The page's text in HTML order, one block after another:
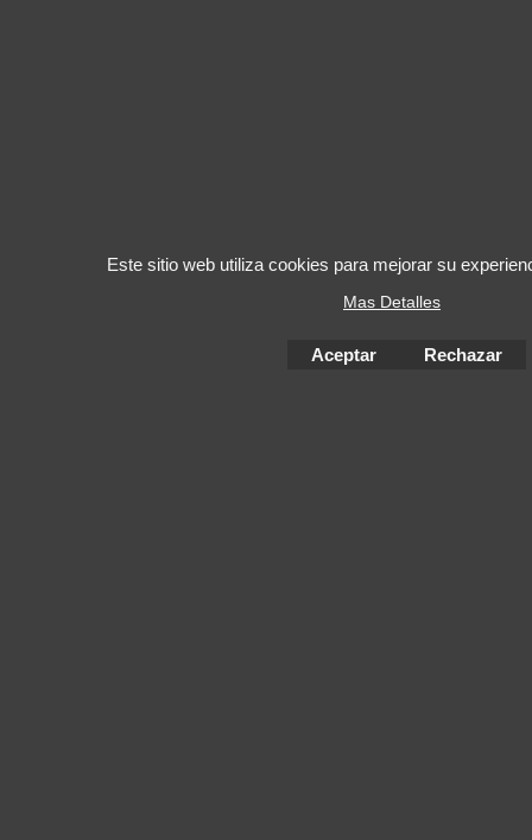
Este sitio web utiliza cookies para mejorar su
Mas Detalles
Aceptar Rechazar